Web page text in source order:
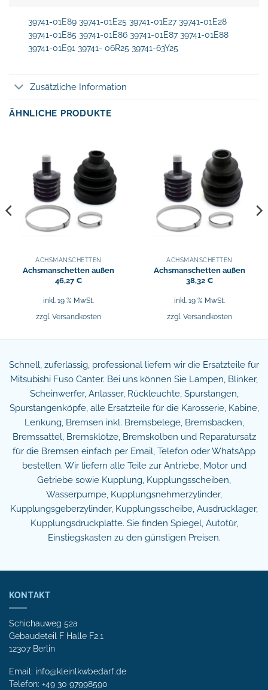
39741-01E89 39741-01E25 39741-01E27 39741-01E28
39741-01E85 39741-01E86 39741-01E87 39741-01E88
39741-01E91 39741- 06R25 39741-63Y25
Zusätzliche Information
ÄHNLICHE PRODUKTE
ACHSMANSCHETTEN
Achsmanschetten außen
46,27€
inkl. 19 % MwSt.
zzgl. Versandkosten
ACHSMANSCHETTEN
Achsmanschetten außen
38,32 €
inkl. 19 % MwSt.
zzgl. Versandkosten
Schnell, zuferlässig, professional liefern wir die Ersatzteile für
Mitsubishi Fuso Canter. Bei uns können Sie Lampen, Blinker,
Scheinwerfer, Anlasser, Rückleuchte, Spurstangen,
Spurstangenköpfe, alle Ersatzteile für die Karosserie, Kabine,
Lenkung, Bremsen inkl. Bremsbelege, Bremsbacken,
Bremssattel, Bremsklötze, Bremskolben und Reparatursatz
für die Bremsen einfach per Email, Telefon oder WhatsApp
bestellen. Wir liefern alle Teile zur Antriebe, Motor und
Getriebe sowie Kupplung, Kupplungsscheiben,
Wasserpumpe, Kupplungsnehmerzylinder,
Kupplungsgeberzylinder, Kupplungsscheibe, Ausdrücklager,
Kupplungsdruckplatte. Sie finden Spiegel, Autotür,
Einstiegskasten zu den günstigen Preisen.
KONTAKT
Schichauweg 52a
Gebaudeteil F Halle F2.1
12307 Berlin
Email: info@kleinlkwbedarf.de
Telefon: +49 30 97998590